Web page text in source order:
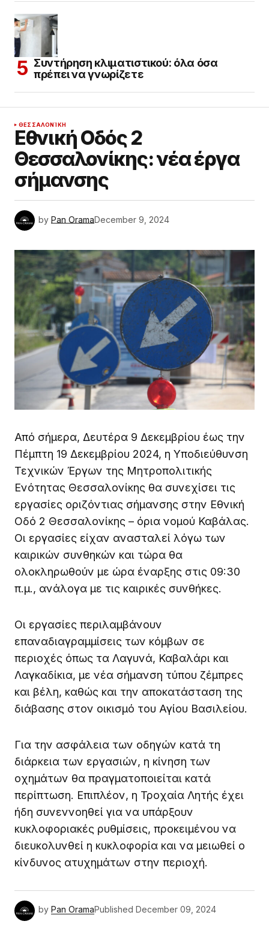
Συντήρηση κλιματιστικού: όλα όσα
πρέπει να γνωρίζετε
ΘΕΣΣΑΛΟΝΊΚΗ
Εθνική Οδός 2
Θεσσαλονίκης: νέα έργα
σήμανσης
by Pan OramaDecember 9, 2024
Από σήμερα, Δευτέρα 9 Δεκεμβρίου έως την
Πέμπτη 19 Δεκεμβρίου 2024, η Υποδιεύθυνση
Τεχνικών Έργων της Μητροπολιτικής
Ενότητας Θεσσαλονίκης θα συνεχίσει τις
εργασίες οριζόντιας σήμανσης στην Εθνική
Οδό 2 Θεσσαλονίκης – όρια νομού Καβάλας.
Οι εργασίες είχαν ανασταλεί λόγω των
καιρικών συνθηκών και τώρα θα
ολοκληρωθούν με ώρα έναρξης στις 09:30
π.μ., ανάλογα με τις καιρικές συνθήκες.
Οι εργασίες περιλαμβάνουν
επαναδιαγραμμίσεις των κόμβων σε
περιοχές όπως τα Λαγυνά, Καβαλάρι και
Λαγκαδίκια, με νέα σήμανση τύπου ζέμπρες
και βέλη, καθώς και την αποκατάσταση της
διάβασης στον οικισμό του Αγίου Βασιλείου.
Για την ασφάλεια των οδηγών κατά τη
διάρκεια των εργασιών, η κίνηση των
οχημάτων θα πραγματοποιείται κατά
περίπτωση. Επιπλέον, η Τροχαία Λητής έχει
ήδη συνεννοηθεί για να υπάρξουν
κυκλοφοριακές ρυθμίσεις, προκειμένου να
διευκολυνθεί η κυκλοφορία και να μειωθεί ο
κίνδυνος ατυχημάτων στην περιοχή.
by Pan OramaPublished December 09, 2024